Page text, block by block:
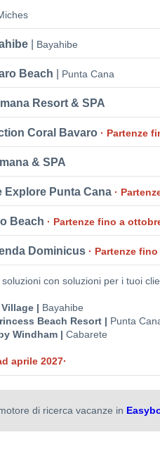
Bayahibe
Beach Punta Cana
Resort & SPA
Coral Bavaro · Partenze
& SPA
Explore Punta Cana ·
Beach · Partenze fino a
Dominicus · Partenze
con soluzioni per i tuoi
| Bayahibe
Beach Resort | Punta
Windham | Cabarete
aprile 2027·
di ricerca vacanze in